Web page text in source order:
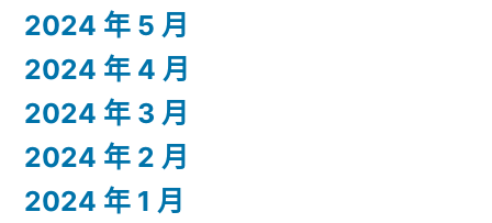
2024 年 5 月
2024 年 4 月
2024 年 3 月
2024 年 2 月
2024 年 1 月